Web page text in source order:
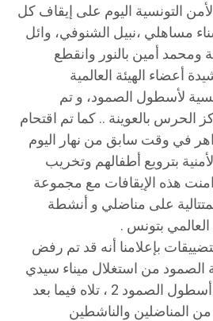
التونسية اليوم على إيقاف كل
مساهلي ،نبيل الشنوفي، وائل
ومحمد أمين بالنور وانقطع
أعضاء الهيئة العالمية
لأسطول الصمود، و تم
الحرس بالعوينة .. كما تم اقتحام
في وقت سابق من نهار اليوم
بترويع أطفالهم وتخريب
هذه الإيقافات مع مجموعة
على مناضلي و أنشطة
بتونس .
بإعلامنا أنه قد تم رفض
من استغلال ميناء سيدي
بوسعيد لانطلاق أسطول الصمود 2 ، تلاه فيما بعد
المناضلين والناشطين